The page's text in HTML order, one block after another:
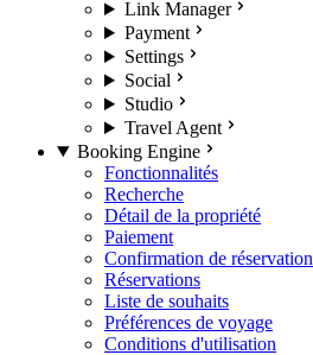
Link Manager
Payment
Settings
Social
Studio
Travel Agent
Booking Engine
Fonctionnalités
Recherche
Détail de la propriété
Paiement
Confirmation de réservation
Réservations
Liste de souhaits
Préférences de voyage
Conditions d'utilisation